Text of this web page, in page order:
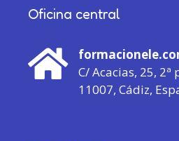
Oficina central
C/ Acacias, 25, 2ª
11007, Cádiz,